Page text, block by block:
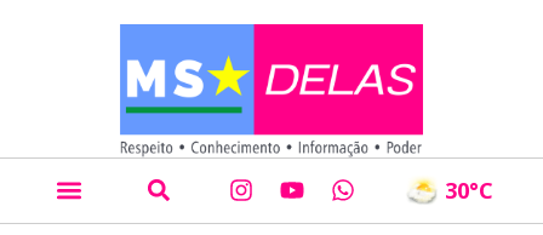
30°C